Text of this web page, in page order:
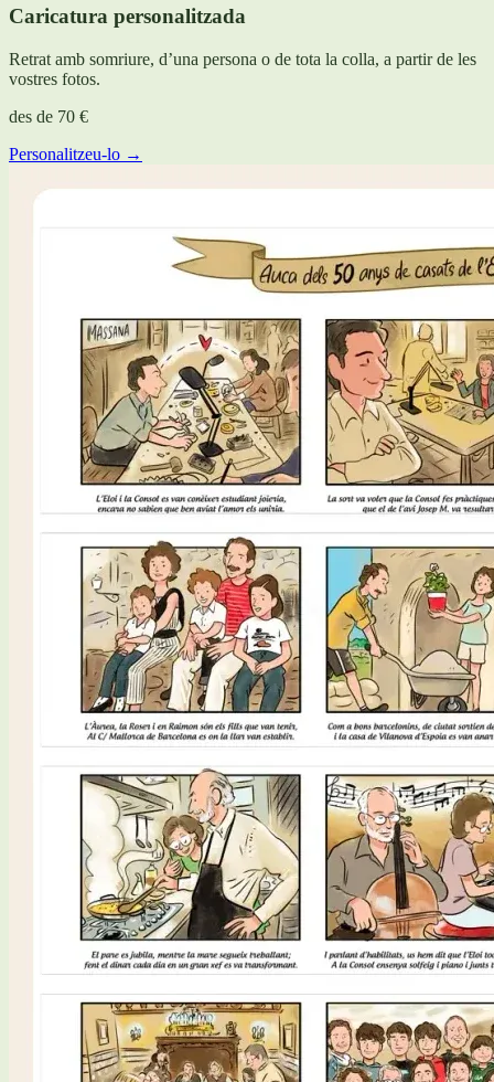
Caricatura personalitzada
Retrat amb somriure, d’una persona o de tota la colla, a partir de les
vostres fotos.
des de 70 €
Personalitzeu-lo →